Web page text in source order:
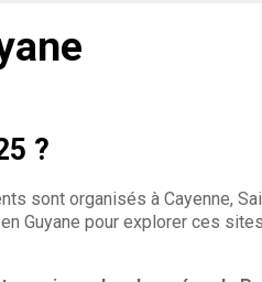
?
sont organisés à Cayenne,
Guyane pour explorer ces